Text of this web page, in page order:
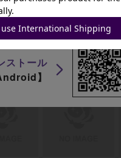
JA9XS8
ストール
】